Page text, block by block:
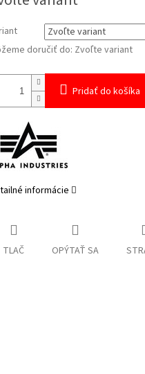
doručiť do: Zvoľte variant
Pridať do košíka
informácie
TLAČ OPÝTAŤ SA